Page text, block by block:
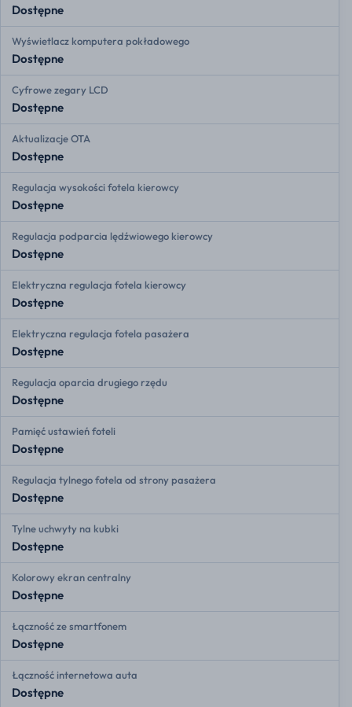
Dostępne
Wyświetlacz komputera pokładowego
Dostępne
Cyfrowe zegary LCD
Dostępne
Aktualizacje OTA
Dostępne
Regulacja wysokości fotela kierowcy
Dostępne
Regulacja podparcia lędźwiowego kierowcy
Dostępne
Elektryczna regulacja fotela kierowcy
Dostępne
Elektryczna regulacja fotela pasażera
Dostępne
Regulacja oparcia drugiego rzędu
Dostępne
Pamięć ustawień foteli
Dostępne
Regulacja tylnego fotela od strony pasażera
Dostępne
Tylne uchwyty na kubki
Dostępne
Kolorowy ekran centralny
Dostępne
Łączność ze smartfonem
Dostępne
Łączność internetowa auta
Dostępne